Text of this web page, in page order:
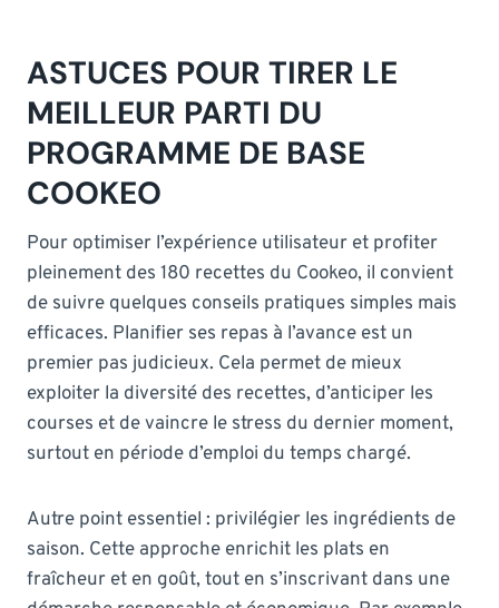
ASTUCES POUR TIRER LE
MEILLEUR PARTI DU
PROGRAMME DE BASE
COOKEO
Pour optimiser l’expérience utilisateur et profiter
pleinement des 180 recettes du Cookeo, il convient
de suivre quelques conseils pratiques simples mais
efficaces. Planifier ses repas à l’avance est un
premier pas judicieux. Cela permet de mieux
exploiter la diversité des recettes, d’anticiper les
courses et de vaincre le stress du dernier moment,
surtout en période d’emploi du temps chargé.
Autre point essentiel : privilégier les ingrédients de
saison. Cette approche enrichit les plats en
fraîcheur et en goût, tout en s’inscrivant dans une